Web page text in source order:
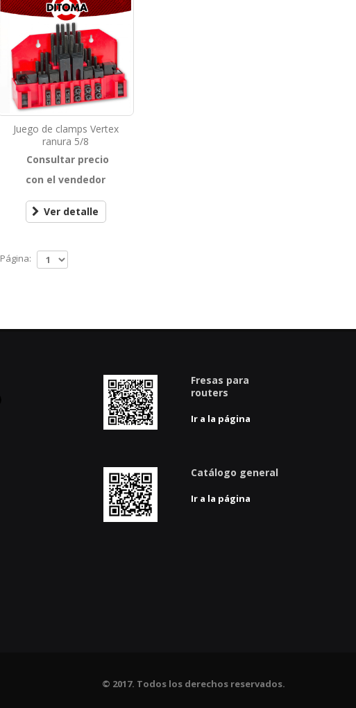
Juego de clamps Vertex
ranura 5/8
Consultar precio
con el vendedor
Ver detalle
Página:
Fresas para
routers
Ir a la página
Catálogo general
Ir a la página
© 2017. Todos los derechos reservados.